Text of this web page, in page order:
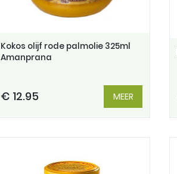
Kokos olijf rode palmolie 325ml
Amanprana
€ 12.95 MEER